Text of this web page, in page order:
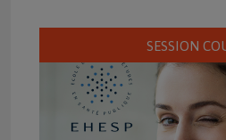
VOIR LA FICHE
SESSION